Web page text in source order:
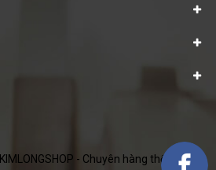
KIMLONGSHOP - Chuyên hàng thể thao